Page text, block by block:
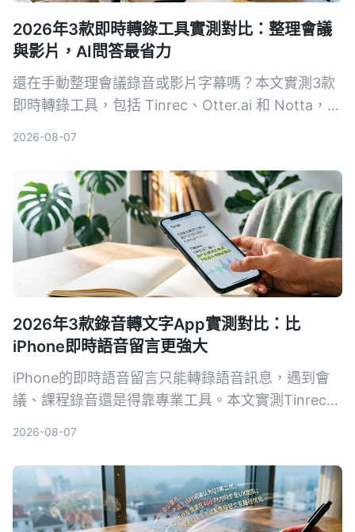
2026年3款即時轉錄工具實測對比：整理會議
與影片，AI問答最省力
還在手動整理會議錄音或影片字幕嗎？本文實測3款
即時轉錄工具，包括 Tinrec、Otter.ai 和 Notta，從
2026-08-07
2026年3款錄音轉文字App實測對比：比
iPhone即時語音留言更強大
iPhone的即時語音留言只能轉錄語音訊息，遇到會
議、課程錄音還是得靠專業工具。本文實測Tinrec、
方案。
2026-08-07